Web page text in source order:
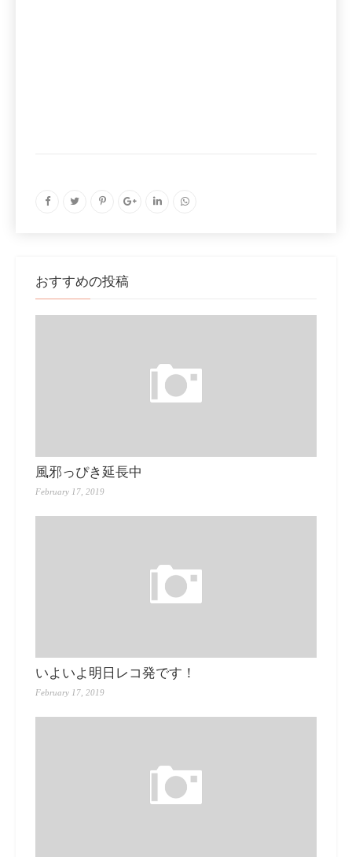
おすすめの投稿
風邪っぴき延長中
February 17, 2019
いよいよ明日レコ発です！
February 17, 2019